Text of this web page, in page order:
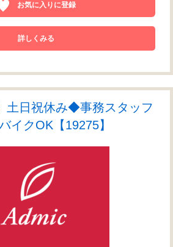
お気に入りに登録
詳しくみる
土日祝休み◆事務スタッフ
クOK【19275】